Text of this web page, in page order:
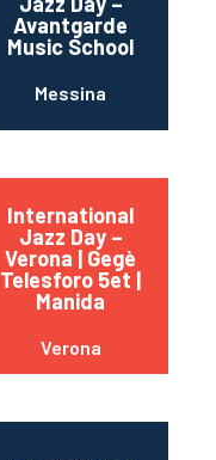
Avantgarde
Music School
Messina
International
Jazz Day –
Verona | Gegè
Telesforo 5et |
Manida
Verona